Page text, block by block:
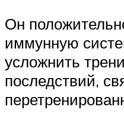
Он
иммунную
усложнить
последствий,